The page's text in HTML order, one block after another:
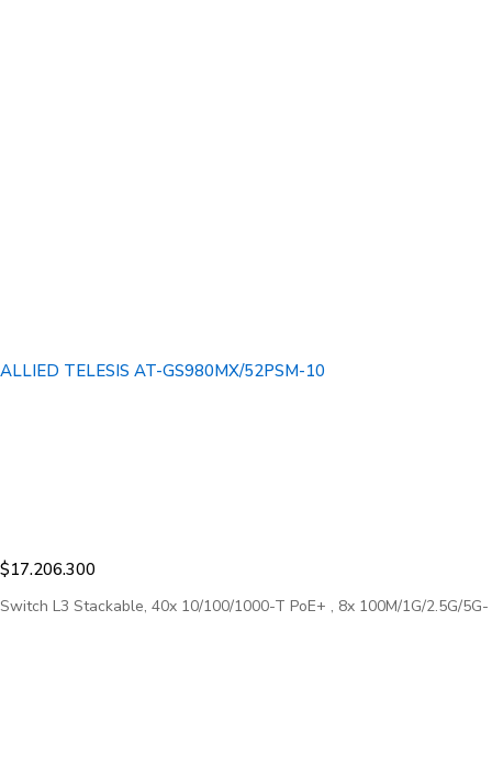
ALLIED TELESIS AT-GS980MX/52PSM-10
$17.206.300
Switch L3 Stackable, 40x 10/100/1000-T PoE+ , 8x 100M/1G/2.5G/5G-